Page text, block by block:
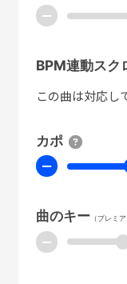
ー
BPM連動スク
この曲は対応し
カポ
ー
曲のキー（プレミア
ー